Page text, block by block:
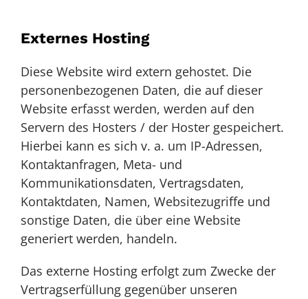
Externes Hosting
Diese Website wird extern gehostet. Die
personenbezogenen Daten, die auf dieser
Website erfasst werden, werden auf den
Servern des Hosters / der Hoster gespeichert.
Hierbei kann es sich v. a. um IP-Adressen,
Kontaktanfragen, Meta- und
Kommunikationsdaten, Vertragsdaten,
Kontaktdaten, Namen, Websitezugriffe und
sonstige Daten, die über eine Website
generiert werden, handeln.
Das externe Hosting erfolgt zum Zwecke der
Vertragserfüllung gegenüber unseren